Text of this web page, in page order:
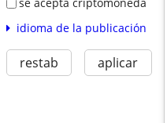
idioma de la publicación
restab aplicar